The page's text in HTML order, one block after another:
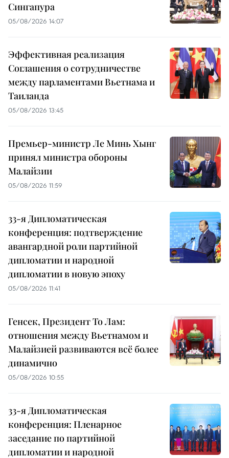
Сингапура
05/08/2026 14:07
Эффективная реализация
Соглашения о сотрудничестве
между парламентами Вьетнама и
Таиланда
05/08/2026 13:45
Премьер-министр Ле Минь Хынг
принял министра обороны
Малайзии
05/08/2026 11:59
33-я Дипломатическая
конференция: подтверждение
авангардной роли партийной
дипломатии и народной
дипломатии в новую эпоху
05/08/2026 11:41
Генсек, Президент То Лам:
отношения между Вьетнамом и
Малайзией развиваются всё более
динамично
05/08/2026 10:55
33-я Дипломатическая
конференция: Пленарное
заседание по партийной
дипломатии и народной